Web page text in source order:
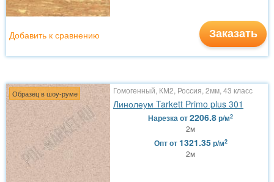
Заказать
Добавить к сравнению
Образец в шоу-руме Гомогенный, КМ2, Россия, 2мм, 43 класс
Линолеум Tarkett Primo plus 301
Нарезкаот2206.8р/м2
2м
Оптот 1321.35р/м2
2м